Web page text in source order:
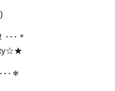
･･･＊
･＊